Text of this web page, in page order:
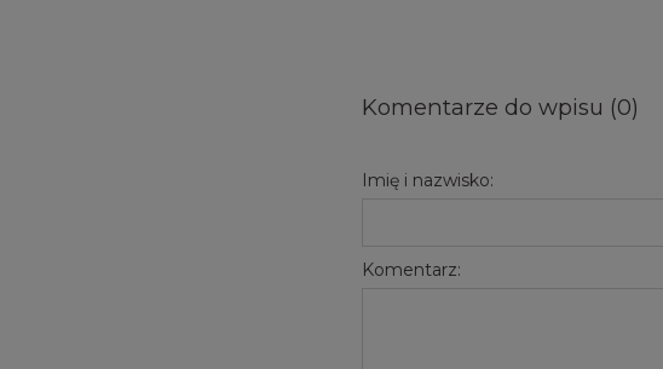
Komentarze do wpisu (0)
Imię i nazwisko:
Komentarz: